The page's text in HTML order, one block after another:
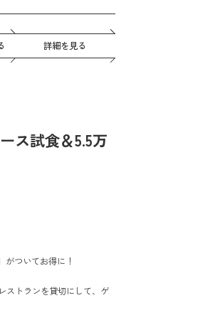
詳細を見る
ス試食＆5.5万
がついてお得に！
ストランを貸切にして、ゲ